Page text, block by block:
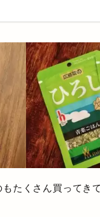
たくさん買ってき